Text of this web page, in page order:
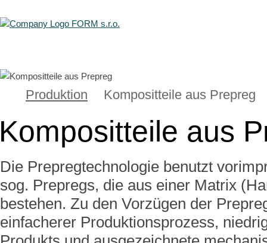
Produktion Kompositteile aus Prepreg
aus
Die Prepregtechnologie benutzt
sog. Prepregs, die aus einer Matrix
bestehen. Zu den Vorzügen der
einfacherer Produktionsprozess,